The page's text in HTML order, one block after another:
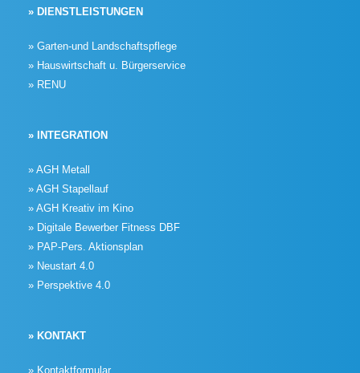
» DIENSTLEISTUNGEN
» Garten-und Landschaftspflege
» Hauswirtschaft u. Bürgerservice
» RENU
» INTEGRATION
» AGH Metall
» AGH Stapellauf
» AGH Kreativ im Kino
» Digitale Bewerber Fitness DBF
» PAP-Pers. Aktionsplan
» Neustart 4.0
» Perspektive 4.0
» KONTAKT
» Kontaktformular